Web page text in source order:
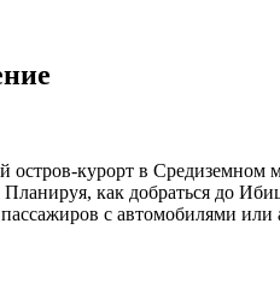
курорт в Средиземном
как добраться до
с автомобилями или